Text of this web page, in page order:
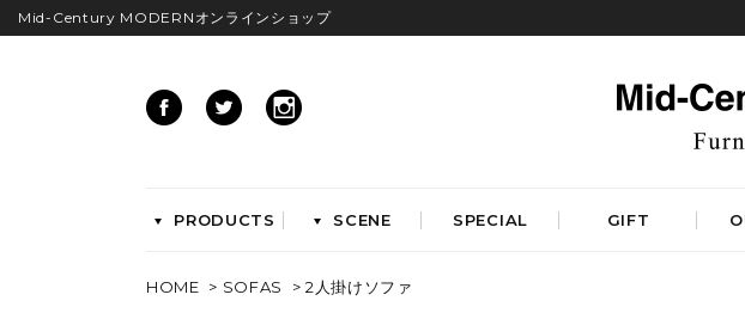
Mid-Century MODERNオンラインショップ
PRODUCTS SCENE SPECIAL GIFT
HOME > SOFAS > 2人掛けソファ